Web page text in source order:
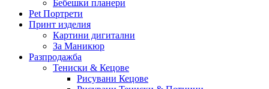
Бебешки планери
Pet Портрети
Принт изделия
Картини дигитални
За Маникюр
Разпродажба
Тениски & Кецове
Рисувани Кецове